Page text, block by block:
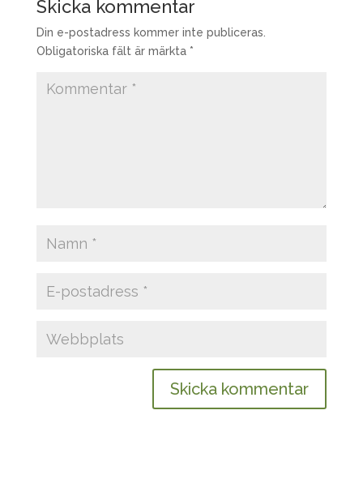
Skicka kommentar
Din e-postadress kommer inte publiceras.
Obligatoriska fält är märkta *